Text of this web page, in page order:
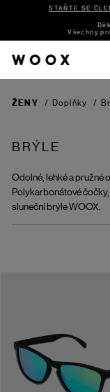
STAŇTE SE
Všechny
ŽENY / Doplňky /
BRÝLE
Odolné, lehké a pružné
Polykarbonátové
sluneční brýle WOOX.